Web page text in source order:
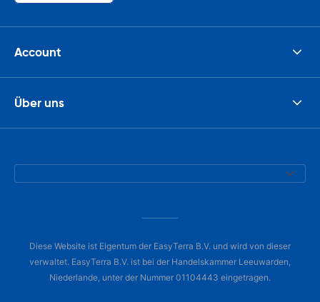
Account
Über uns
Diese Website ist Eigentum der EasyTerra B.V. und wird von dieser
verwaltet. EasyTerra B.V. ist bei der Handelskammer Leeuwarden,
Niederlande, unter der Nummer 01104443 eingetragen.